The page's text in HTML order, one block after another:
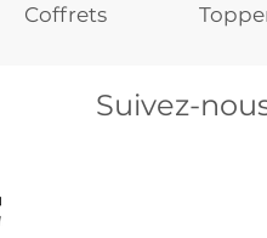
Coffrets
Suivez-